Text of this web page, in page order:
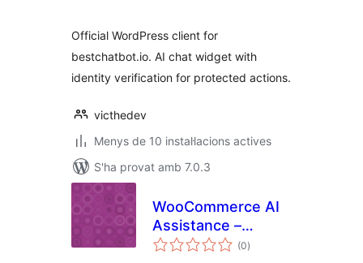
Official WordPress client for
bestchatbot.io. AI chat widget with
identity verification for protected actions.
victhedev
Menys de 10 instal·lacions actives
S'ha provat amb 7.0.3
WooCommerce AI
Assistance –
Cognitcxt
(0puntuacions
totals
)